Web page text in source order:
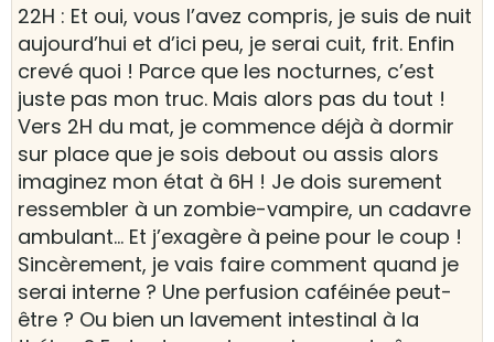
22H : Et oui, vous l’avez compris, je suis de nuit
aujourd’hui et d’ici peu, je serai cuit, frit. Enfin
crevé quoi ! Parce que les nocturnes, c’est
juste pas mon truc. Mais alors pas du tout !
Vers 2H du mat, je commence déjà à dormir
sur place que je sois debout ou assis alors
imaginez mon état à 6H ! Je dois surement
ressembler à un zombie-vampire, un cadavre
ambulant… Et j’exagère à peine pour le coup !
Sincèrement, je vais faire comment quand je
serai interne ? Une perfusion caféinée peut-
être ? Ou bien un lavement intestinal à la